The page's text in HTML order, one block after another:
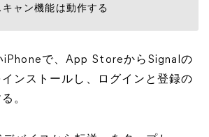
ャン機能は動作する
iPhoneで、App StoreからSignalの
ンストールし、ログインと登録の
。